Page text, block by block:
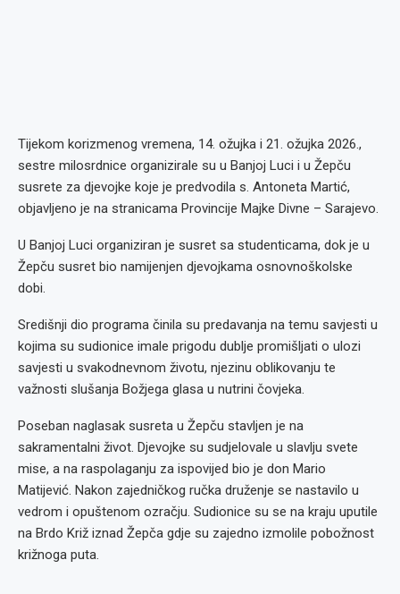
Tijekom korizmenog vremena, 14. ožujka i 21. ožujka 2026.,
sestre milosrdnice organizirale su u Banjoj Luci i u Žepču
susrete za djevojke koje je predvodila s. Antoneta Martić,
objavljeno je na stranicama Provincije Majke Divne – Sarajevo.
U Banjoj Luci organiziran je susret sa studenticama, dok je u
Žepču susret bio namijenjen djevojkama osnovnoškolske
dobi.
Središnji dio programa činila su predavanja na temu savjesti u
kojima su sudionice imale prigodu dublje promišljati o ulozi
savjesti u svakodnevnom životu, njezinu oblikovanju te
važnosti slušanja Božjega glasa u nutrini čovjeka.
Poseban naglasak susreta u Žepču stavljen je na
sakramentalni život. Djevojke su sudjelovale u slavlju svete
mise, a na raspolaganju za ispovijed bio je don Mario
Matijević. Nakon zajedničkog ručka druženje se nastavilo u
vedrom i opuštenom ozračju. Sudionice su se na kraju uputile
na Brdo Križ iznad Žepča gdje su zajedno izmolile pobožnost
križnoga puta.